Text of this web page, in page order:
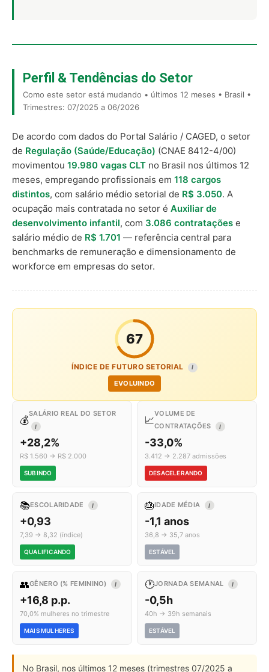
Perfil & Tendências do Setor
Como este setor está mudando • últimos 12 meses • Brasil •
Trimestres: 07/2025 a 06/2026
De acordo com dados do Portal Salário / CAGED, o setor
de Regulação (Saúde/Educação) (CNAE 8412-4/00)
movimentou 19.980 vagas CLT no Brasil nos últimos 12
meses, empregando profissionais em 118 cargos
distintos, com salário médio setorial de R$ 3.050. A
ocupação mais contratada no setor é Auxiliar de
desenvolvimento infantil, com 3.086 contratações e
salário médio de R$ 1.701 — referência central para
benchmarks de remuneração e dimensionamento de
workforce em empresas do setor.
67
ÍNDICE DE FUTURO SETORIAL I
EVOLUINDO
💰
SALÁRIO REAL DO SETOR
I
+28,2%
R$ 1.560 → R$ 2.000
SUBINDO
📈
VOLUME DE
CONTRATAÇÕES
I
-33,0%
3.412 → 2.287 admissões
DESACELERANDO
📚ESCOLARIDADE I
+0,93
7,39 → 8,32 (índice)
QUALIFICANDO
🎂IDADE MÉDIA I
-1,1 anos
36,8 → 35,7 anos
ESTÁVEL
👥GÊNERO (% FEMININO) I
+16,8 p.p.
70,0% mulheres no trimestre
MAIS MULHERES
🕐JORNADA SEMANAL I
-0,5h
40h → 39h semanais
ESTÁVEL
No Brasil, nos últimos 12 meses (trimestres 07/2025 a